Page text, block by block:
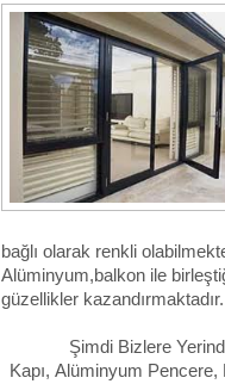
bağlı olarak renkli
Alüminyum,balkon ile
güzellikler kazandırmaktadır.
Şimdi Bizlere
Kapı, Alüminyum